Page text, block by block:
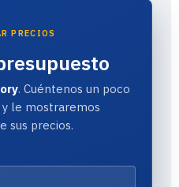
PRECIOS
. Cuéntenos un poco
le mostraremos
sus precios.